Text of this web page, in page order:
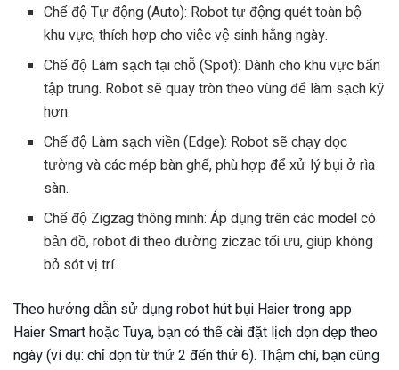
Chế độ Tự động (Auto): Robot tự động quét toàn bộ
khu vực, thích hợp cho việc vệ sinh hằng ngày.
Chế độ Làm sạch tại chỗ (Spot): Dành cho khu vực bẩn
tập trung. Robot sẽ quay tròn theo vùng để làm sạch kỹ
hơn.
Chế độ Làm sạch viền (Edge): Robot sẽ chạy dọc
tường và các mép bàn ghế, phù hợp để xử lý bụi ở rìa
sàn.
Chế độ Zigzag thông minh: Áp dụng trên các model có
bản đồ, robot đi theo đường ziczac tối ưu, giúp không
bỏ sót vị trí.
Theo hướng dẫn sử dụng robot hút bụi Haier trong app
Haier Smart hoặc Tuya, bạn có thể cài đặt lịch dọn dẹp theo
ngày (ví dụ: chỉ dọn từ thứ 2 đến thứ 6). Thậm chí, bạn cũng